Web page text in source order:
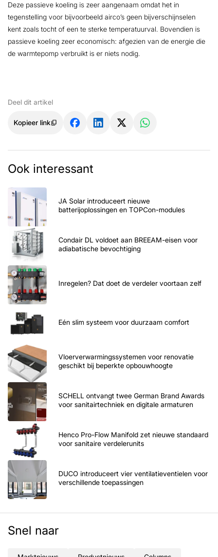
Deze passieve koeling is zeer aangenaam omdat het in
tegenstelling voor bijvoorbeeld airco’s geen bijverschijnselen
kent zoals tocht of een te sterke temperatuurval. Bovendien is
passieve koeling zeer economisch: afgezien van de energie die
de warmtepomp verbruikt is er niets nodig.
Deel dit artikel
Kopieer link
Ook interessant
JA Solar introduceert nieuwe
batterijoplossingen en TOPCon-modules
Condair DL voldoet aan BREEAM-eisen voor
adiabatische bevochtiging
Inregelen? Dat doet de verdeler voortaan zelf
Eén slim systeem voor duurzaam comfort
Vloerverwarmingssystemen voor renovatie
geschikt bij beperkte opbouwhoogte
SCHELL ontvangt twee German Brand Awards
voor sanitairtechniek en digitale armaturen
Henco Pro-Flow Manifold zet nieuwe standaard
voor sanitaire verdelerunits
DUCO introduceert vier ventilatieventielen voor
verschillende toepassingen
Snel naar